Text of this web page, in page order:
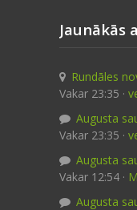
Rundāles
Vakar 23:35 ·
Augusta
Vakar 23:35 ·
Augusta
Vakar 12:54 ·
Augusta